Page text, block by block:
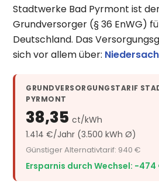
Stadtwerke Bad Pyrmont ist
Grundversorger (§ 36 EnWG)
Deutschland. Das
sich vor allem über:
GRUNDVERSORGUNGSTARIF
PYRMONT
38,35ct/kWh
1.414 €/Jahr (3.500 kWh Ø)
Günstiger Alternativtarif: 940 €
Ersparnis durch Wechsel: